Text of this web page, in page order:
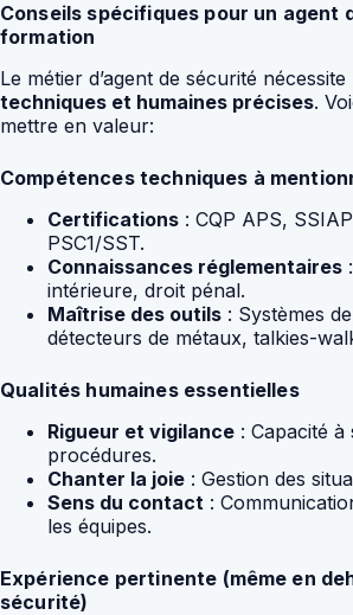
Conseils spécifiques pour un agent
formation
Le métier d’agent de sécurité nécessite
techniques et humaines précises.
mettre en valeur:
Compétences techniques à
Certifications : CQP APS,
PSC1/SST.
Connaissances réglementaires
intérieure, droit pénal.
Maîtrise des outils : Systèmes
détecteurs de métaux, talkies-
Qualités humaines essentielles
Rigueur et vigilance : Capacité à
procédures.
Chanter la joie : Gestion des
Sens du contact :
les équipes.
Expérience pertinente (même en
sécurité)